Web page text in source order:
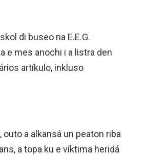
di buseo na E.E.G.
e mes anochi i a listra den
artíkulo, inkluso
a alkansá un peaton riba
a topa ku e víktima heridá